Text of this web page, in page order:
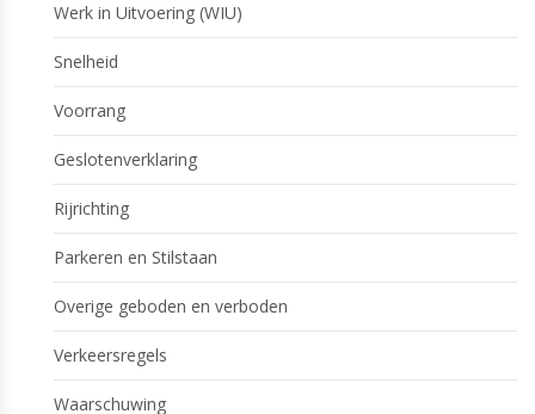
Werk in Uitvoering (WIU)
Snelheid
Voorrang
Geslotenverklaring
Rijrichting
Parkeren en Stilstaan
Overige geboden en verboden
Verkeersregels
Waarschuwing